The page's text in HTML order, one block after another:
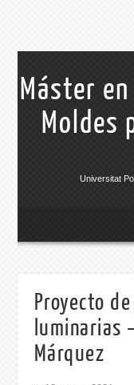
Máster
Moldes
Universitat
Proyecto
luminarias
Márquez